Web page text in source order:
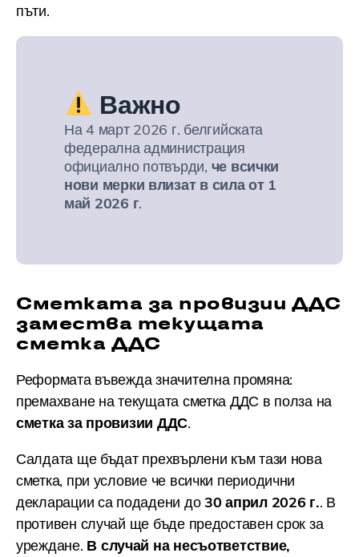
пъти.
Важно
На 4 март 2026 г. белгийската
федерална администрация
официално потвърди, че всички
нови мерки влизат в сила от 1
май 2026 г.
Сметката за провизии ДДС
замества текущата
сметка ДДС
Реформата въвежда значителна промяна:
премахване на текущата сметка ДДС в полза на
сметка за провизии ДДС.
Салдата ще бъдат прехвърлени към тази нова
сметка, при условие че всички периодични
декларации са подадени до30 април 2026 г.. В
противен случай ще бъде предоставен срок за
уреждане. В случай на несъответствие,